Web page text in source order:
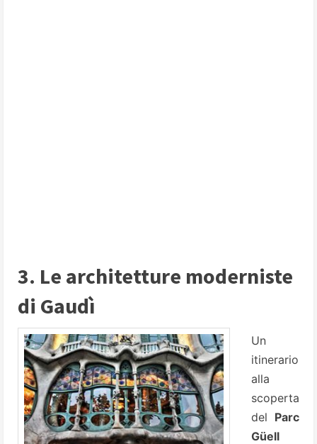
3. Le architetture moderniste
di Gaudì
Un
itinerario
alla
scoperta
del Parc
Güell